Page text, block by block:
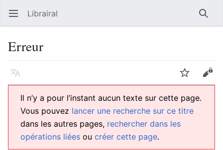
Ouvrir le menu principal Librairal
Erreur
Langue Suivre
Il n’y a pour l’instant aucun texte sur cette page.
Vous pouvez lancer une recherche sur ce titre
dans les autres pages, rechercher dans les
opérations liées ou créer cette page.